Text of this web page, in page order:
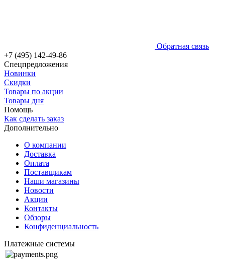
Обратная связь
+7 (495) 142-49-86
Спецпредложения
Новинки
Скидки
Товары по акции
Товары дня
Помощь
Как сделать заказ
Дополнительно
О компании
Доставка
Оплата
Поставщикам
Наши магазины
Новости
Акции
Контакты
Обзоры
Конфиденциальность
Платежные системы